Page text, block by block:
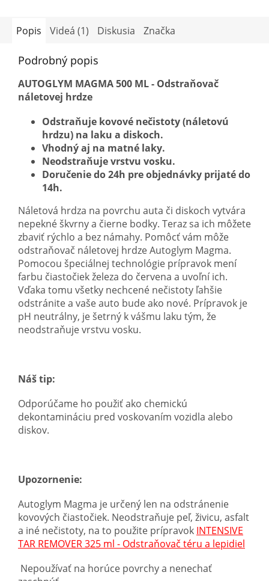
Popis Videá (1) Diskusia Značka
Podrobný popis
AUTOGLYM MAGMA 500 ML - Odstraňovač
náletovej hrdze
Odstraňuje kovové nečistoty (náletovú
hrdzu) na laku a diskoch.
Vhodný aj na matné laky.
Neodstraňuje vrstvu vosku.
Doručenie do 24h pre objednávky prijaté do
14h.
Náletová hrdza na povrchu auta či diskoch vytvára
nepekné škvrny a čierne bodky. Teraz sa ich môžete
zbaviť rýchlo a bez námahy. Pomôcť vám môže
odstraňovač náletovej hrdze Autoglym Magma.
Pomocou špeciálnej technológie prípravok mení
farbu čiastočiek železa do červena a uvoľní ich.
Vďaka tomu všetky nechcené nečistoty ľahšie
odstránite a vaše auto bude ako nové. Prípravok je
pH neutrálny, je šetrný k vášmu laku tým, že
neodstraňuje vrstvu vosku.
Náš tip:
Odporúčame ho použiť ako chemickú
dekontamináciu pred voskovaním vozidla alebo
diskov.
Upozornenie:
Autoglym Magma je určený len na odstránenie
kovových čiastočiek. Neodstraňuje peľ, živicu, asfalt
a iné nečistoty, na to použite prípravok INTENSIVE
TAR REMOVER 325 ml - Odstraňovač téru a lepidiel
Nepoužívať na horúce povrchy a nenechať